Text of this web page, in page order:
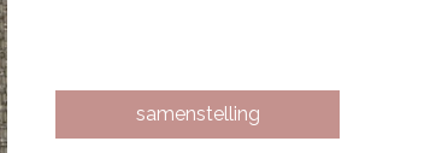
samenstelling